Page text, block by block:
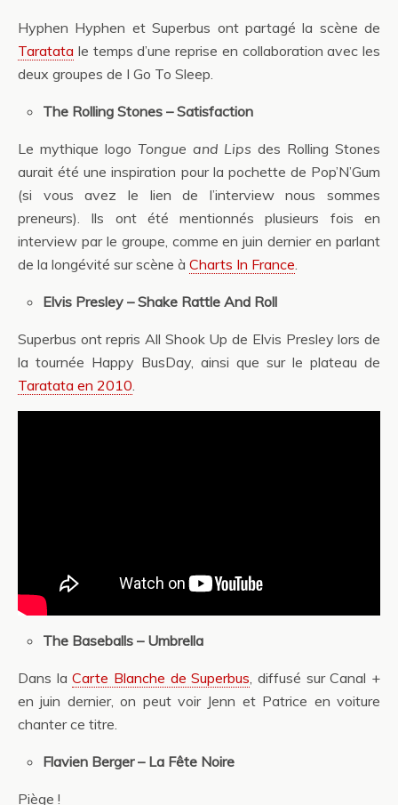
Hyphen Hyphen et Superbus ont partagé la scène de
Taratata le temps d’une reprise en collaboration avec les
deux groupes de I Go To Sleep.
The Rolling Stones – Satisfaction
Le mythique logo Tongue and Lips des Rolling Stones
aurait été une inspiration pour la pochette de Pop’N’Gum
(si vous avez le lien de l’interview nous sommes
preneurs). Ils ont été mentionnés plusieurs fois en
interview par le groupe, comme en juin dernier en parlant
de la longévité sur scène à Charts In France
Elvis Presley – Shake Rattle And Roll
Superbus ont repris All Shook Up de Elvis Presley lors de
la tournée Happy BusDay, ainsi que sur le plateau de
Taratata en 2010
The Baseballs – Umbrella
Dans laCarte Blanche de Superbus, diffusé sur Canal +
en juin dernier, on peut voir Jenn et Patrice en voiture
chanter ce titre.
Flavien Berger – La Fête Noire
Piège !